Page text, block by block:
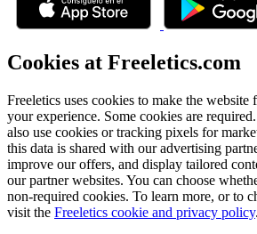
Cookies at Freeletics.com
Freeletics uses cookies to make the
your experience. Some cookies are
also use cookies or tracking pixels for
this data is shared with our advertising
improve our offers, and display tailored
our partner websites. You can choose
non-required cookies. To learn more, or to
visit the Freeletics cookie and privacy policy.